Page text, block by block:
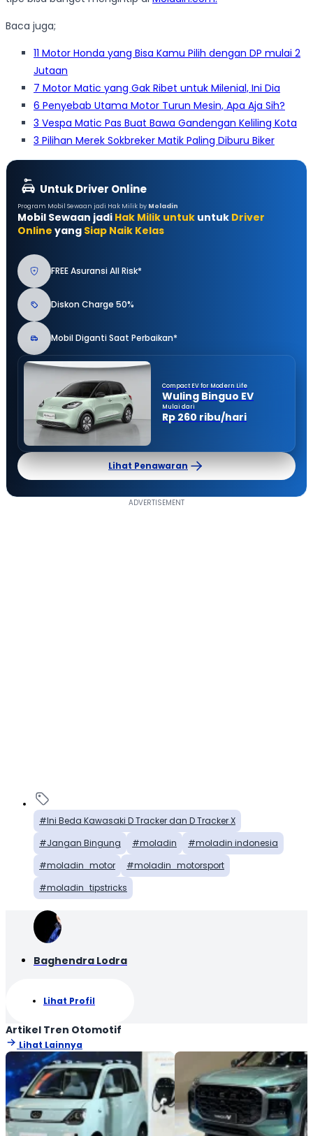
Baca juga;
11 Motor Honda yang Bisa Kamu Pilih dengan DP mulai 2
Jutaan
7 Motor Matic yang Gak Ribet untuk Milenial, Ini Dia
6 Penyebab Utama Motor Turun Mesin, Apa Aja Sih?
3 Vespa Matic Pas Buat Bawa Gandengan Keliling Kota
3 Pilihan Merek Sokbreker Matik Paling Diburu Biker
Untuk Driver Online
Program Mobil Sewaan jadi Hak Milik by Moladin
Mobil Sewaan jadi Hak Milik untuk untuk Driver
Online yang Siap Naik Kelas
FREE Asuransi All Risk*
Diskon Charge 50%
Mobil Diganti Saat Perbaikan*
Compact EV for Modern Life
Wuling Binguo EV
Mulai dari
Rp 260 ribu/hari
Lihat Penawaran
Ini Beda Kawasaki D Tracker dan D Tracker X
Jangan Bingung
moladin
moladin indonesia
moladin_motor
moladin_motorsport
moladin_tipstricks
Baghendra Lodra
Lihat Profil
Artikel Tren Otomotif
Lihat Lainnya